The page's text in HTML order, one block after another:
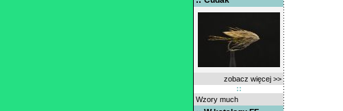
zobacz więcej >>
Wzory much